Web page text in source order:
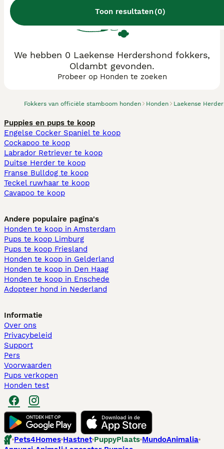
Toon resultaten(0)
Fokkers van officiële stamboom honden Honden Laekense
We hebben 0 Laekense Herdershond fokkers,
Oldambt gevonden.
Probeer op Honden te zoeken
Puppies en pups te koop
Engelse Cocker Spaniel te koop
Cockapoo te koop
Labrador Retriever te koop
Duitse Herder te koop
Franse Bulldog te koop
Teckel ruwhaar te koop
Cavapoo te koop
Andere populaire pagina's
Honden te koop in Amsterdam
Pups te koop Limburg​
Pups te koop Friesland​
Honden te koop in Gelderland
Honden te koop in Den Haag
Honden te koop in Enschede
Adopteer hond in Nederland
Informatie
Over ons
Privacybeleid
Support
Pers
Voorwaarden
Pups verkopen
Honden test
Pets4Homes Hastnet PuppyPlaats MundoAnimalia